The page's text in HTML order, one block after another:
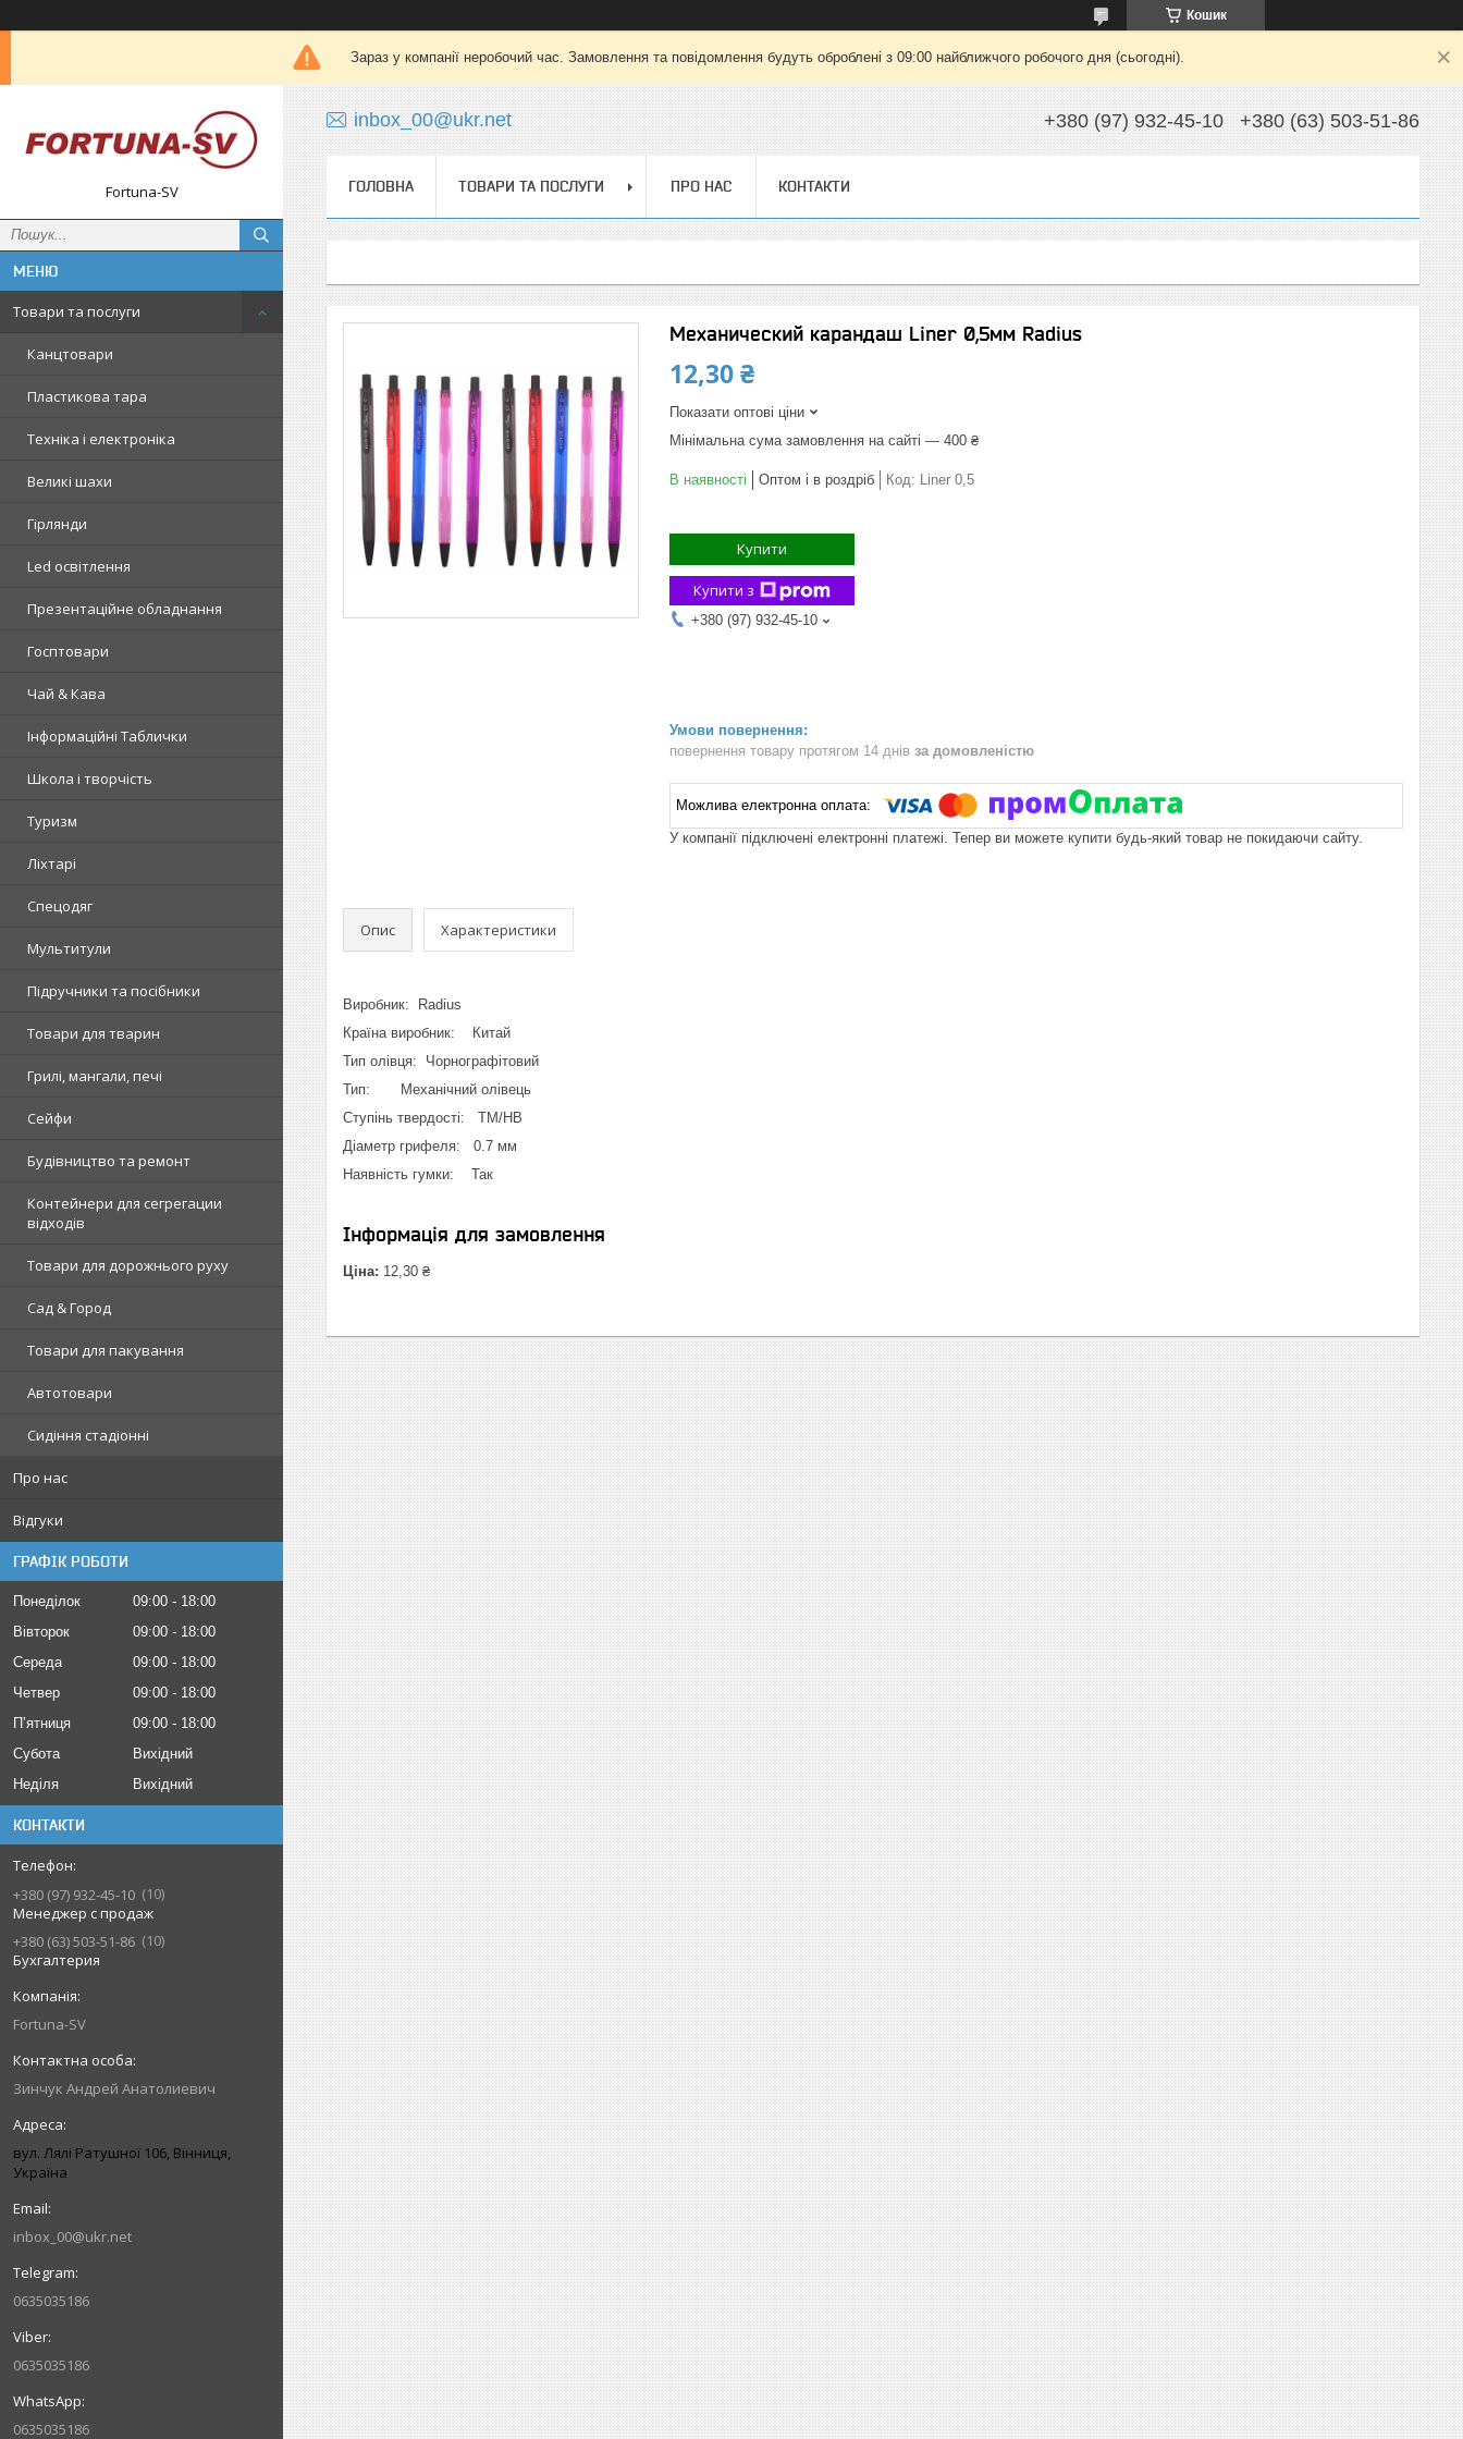
Кошик
Зараз у компанії неробочий час. Замовлення та повідомлення будуть оброблені з 09:00 найближчого робочого дня (сьогодні).
Fortuna-SV
Товари та послуги
Канцтовари
Пластикова тара
Техніка і електроніка
Великі шахи
Гірлянди
Led освітлення
Презентаційне обладнання
Госптовари
Чай & Кава
Інформаційні Таблички
Школа і творчість
Туризм
Ліхтарі
Спецодяг
Мультитули
Підручники та посібники
Товари для тварин
Грилі, мангали, печі
Сейфи
Будівництво та ремонт
Контейнери для сегрегации
відходів
Товари для дорожнього руху
Сад & Город
Товари для пакування
Автотовари
Сидіння стадіонні
Про нас
Відгуки
ГРАФІК РОБОТИ
Понеділок 09:00
18:00
Вівторок
09:00
18:00
Середа
09:00
18:00
Четвер
09:00
18:00
Пʼятниця
09:00
18:00
Субота
Вихідний
Неділя
Вихідний
КОНТАКТИ
+380 (97) 932-45-10
10
Менеджер с продаж
+380 (63) 503-51-86
10
Бухгалтерия
Fortuna-SV
Зинчук Андрей Анатолиевич
вул. Лялі Ратушної 106, Вінниця,
Україна
inbox_00@ukr.net
0635035186
0635035186
0635035186
inbox_00@ukr.net +380 (97) 932-45-10 +380 (63) 503-51-86
ГОЛОВНА ТОВАРИ ТА ПОСЛУГИ ПРО НАС КОНТАКТИ
Механический карандаш Liner 0,5мм Radius
12,30 ₴
Показати оптові ціни
Мінімальна сума замовлення на сайті — 400 ₴
В наявності Оптом і в роздріб Код: Liner 0,5
Купити
Купити з
+380 (97) 932-45-10
повернення товару протягом 14 днів за домовленістю
У компанії підключені електронні платежі. Тепер ви можете купити будь-який товар не покидаючи сайту.
Опис Характеристики
Виробник: Radius
Країна виробник: Китай
Тип олівця: Чорнографітовий
Тип: Механічний олівець
Ступінь твердості: ТМ/НВ
Діаметр грифеля: 0.7 мм
Наявність гумки: Так
Інформація для замовлення
Ціна: 12,30 ₴